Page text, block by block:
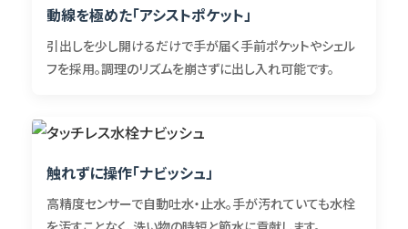
動線を極めた「アシストポケット」
引出しを少し開けるだけで手が届く手前ポケットやシェル
フを採用。調理のリズムを崩さずに出し入れ可能です。
触れずに操作「ナビッシュ」
高精度センサーで自動吐水・止水。手が汚れていても水栓